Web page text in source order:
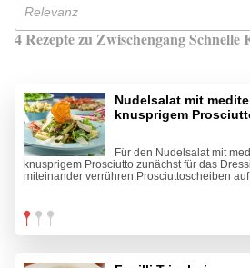
Relevanz
4 Rezepte zu Zwischengang
Nudelsalat mit
knusprigem
Für den Nudelsalat mit
knusprigem Prosciutto zunächst für das
miteinander verrühren.Prosciuttoscheiben